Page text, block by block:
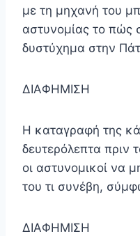
με τη μηχανή του
αστυνομίας το πώς
δυστύχημα στην
ΔΙΑΦΗΜΙΣΗ
Η καταγραφή της
δευτερόλεπτα πριν
οι αστυνομικοί να
του τι συνέβη,
ΔΙΑΦΗΜΙΣΗ